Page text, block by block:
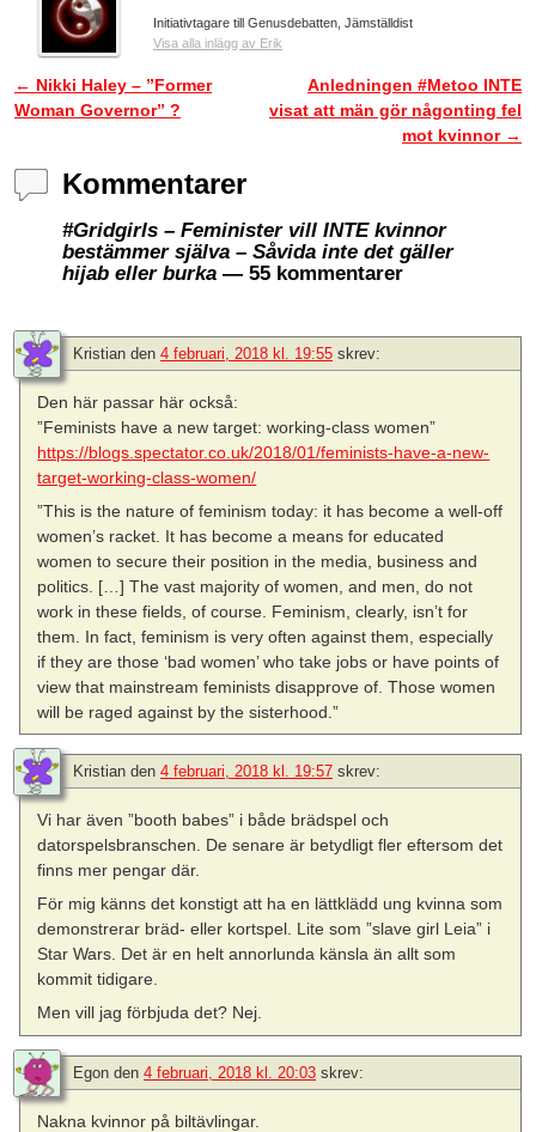
Initiativtagare till Genusdebatten, Jämställdist
Visa alla inlägg av Erik
Inläggsnavigering
← Nikki Haley – ”Former
Woman Governor” ?
Anledningen #Metoo INTE
visat att män gör någonting fel
mot kvinnor →
Kommentarer
#Gridgirls – Feminister vill INTE kvinnor
bestämmer själva – Såvida inte det gäller
hijab eller burka — 55 kommentarer
Kristian den 4 februari, 2018 kl. 19:55 skrev:
Den här passar här också:
”Feminists have a new target: working-class women”
https://blogs.spectator.co.uk/2018/01/feminists-have-a-new-
target-working-class-women/
”This is the nature of feminism today: it has become a well-off
women’s racket. It has become a means for educated
women to secure their position in the media, business and
politics. […] The vast majority of women, and men, do not
work in these fields, of course. Feminism, clearly, isn’t for
them. In fact, feminism is very often against them, especially
if they are those ‘bad women’ who take jobs or have points of
view that mainstream feminists disapprove of. Those women
will be raged against by the sisterhood.”
Kristian den 4 februari, 2018 kl. 19:57 skrev:
Vi har även ”booth babes” i både brädspel och
datorspelsbranschen. De senare är betydligt fler eftersom det
finns mer pengar där.
För mig känns det konstigt att ha en lättklädd ung kvinna som
demonstrerar bräd- eller kortspel. Lite som ”slave girl Leia” i
Star Wars. Det är en helt annorlunda känsla än allt som
kommit tidigare.
Men vill jag förbjuda det? Nej.
Egon den 4 februari, 2018 kl. 20:03 skrev:
Nakna kvinnor på biltävlingar.